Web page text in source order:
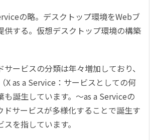
の略。デスクトップ環境をWebブ
供する。仮想デスクトップ環境の構築
サービスの分類は年々増加しており、
X as a Service：サービスとしての何
も誕生しています。～as a Serviceの
ドサービスが多様化することで誕生す
を指しています。